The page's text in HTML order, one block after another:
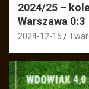
2024/25 –
Warszawa 0:3
2024-12-15